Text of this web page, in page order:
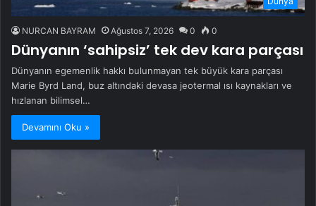
NURCAN BAYRAM Ağustos 7, 2026 0 0
Dünyanın ‘sahipsiz’ tek dev kara parçası
Dünyanın egemenlik hakkı bulunmayan tek büyük kara parçası
Marie Byrd Land, buz altındaki devasa jeotermal ısı kaynakları ve
hızlanan bilimsel…
Devamını Oku »